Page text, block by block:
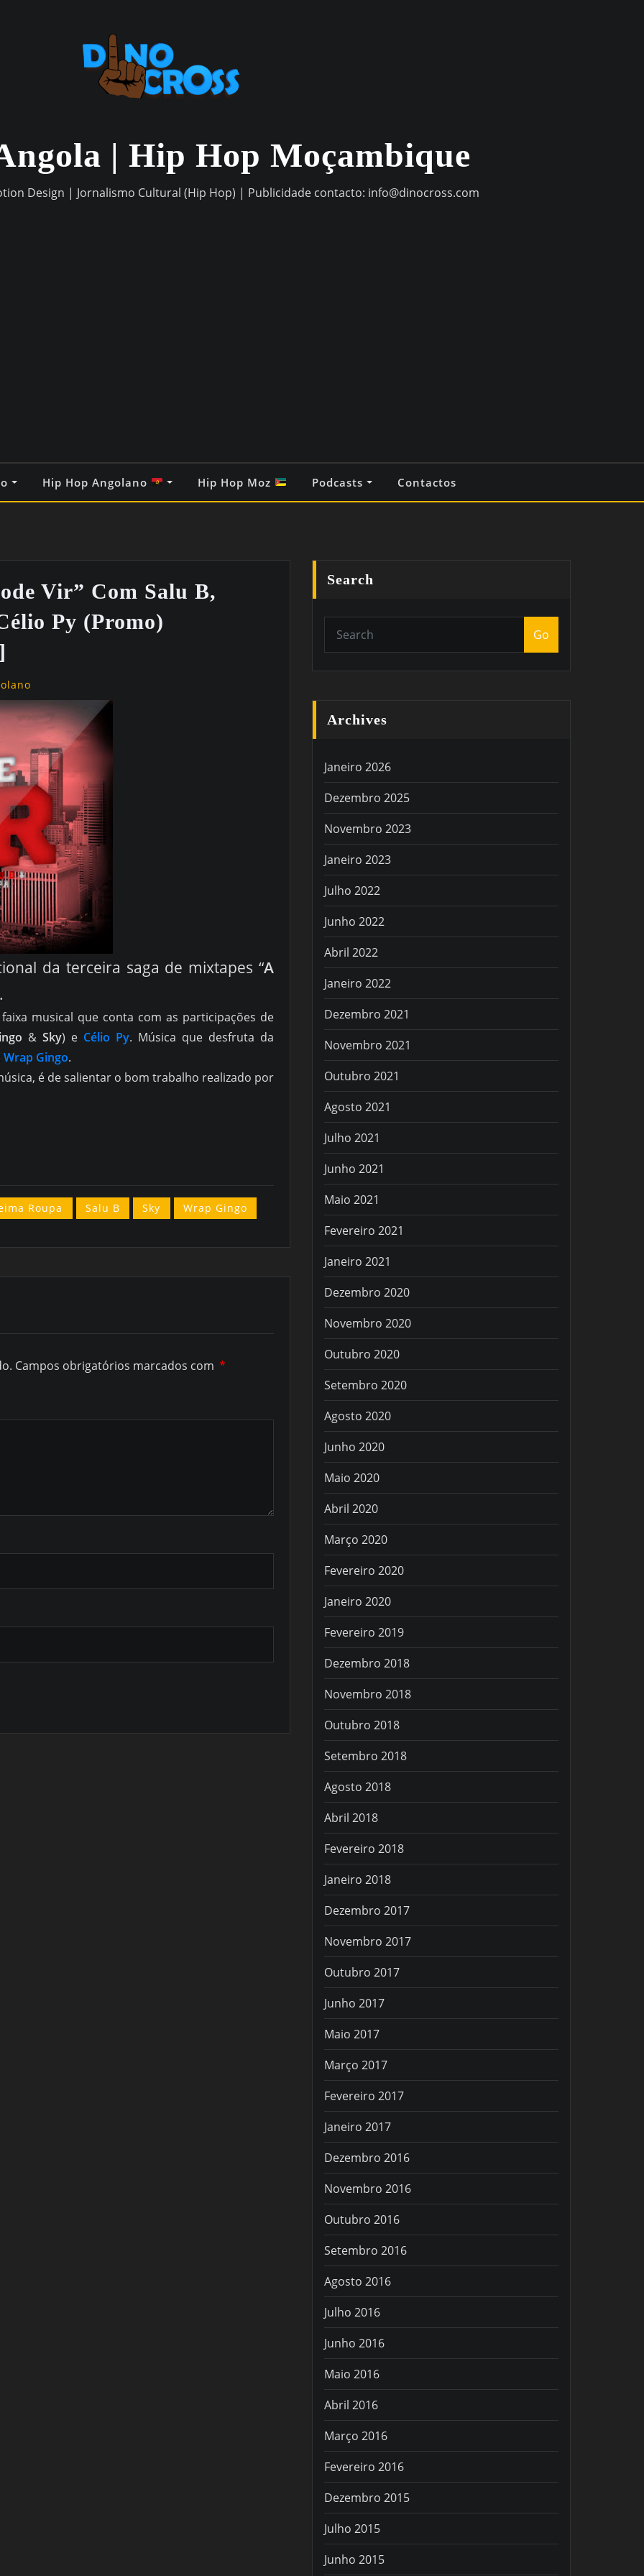
| Hip Hop Moçambique
Design | Jornalismo Cultural (Hip Hop) | Publicidade contacto: info@dinocross.com
Hip Hop Angolano Hip Hop Moz Podcasts Contactos
Vir” Com Salu B,
Py (Promo)
da terceira saga de mixtapes “A
.
musical que conta com as participações de
& Sky) e Célio Py. Música que desfruta da
Wrap Gingo.
é de salientar o bom trabalho realizado por
Roupa Salu B Sky Wrap Gingo
Campos obrigatórios marcados com *
Search
Go
Archives
Janeiro 2026
Dezembro 2025
Novembro 2023
Janeiro 2023
Julho 2022
Junho 2022
Abril 2022
Janeiro 2022
Dezembro 2021
Novembro 2021
Outubro 2021
Agosto 2021
Julho 2021
Junho 2021
Maio 2021
Fevereiro 2021
Janeiro 2021
Dezembro 2020
Novembro 2020
Outubro 2020
Setembro 2020
Agosto 2020
Junho 2020
Maio 2020
Abril 2020
Março 2020
Fevereiro 2020
Janeiro 2020
Fevereiro 2019
Dezembro 2018
Novembro 2018
Outubro 2018
Setembro 2018
Agosto 2018
Abril 2018
Fevereiro 2018
Janeiro 2018
Dezembro 2017
Novembro 2017
Outubro 2017
Junho 2017
Maio 2017
Março 2017
Fevereiro 2017
Janeiro 2017
Dezembro 2016
Novembro 2016
Outubro 2016
Setembro 2016
Agosto 2016
Julho 2016
Junho 2016
Maio 2016
Abril 2016
Março 2016
Fevereiro 2016
Dezembro 2015
Julho 2015
Junho 2015